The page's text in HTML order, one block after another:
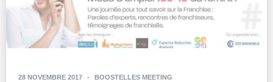
28 NOVEMBRE 2017 - BOOSTELLES MEETING